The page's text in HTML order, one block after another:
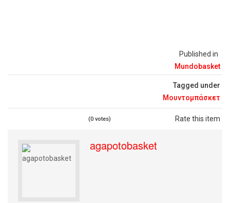
Published in
Mundobasket
Tagged under
Μουντομπάσκετ
Rate this item
(0 votes)
agapotobasket